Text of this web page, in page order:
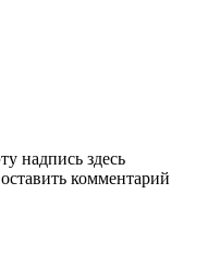
надпись здесь
комментарий